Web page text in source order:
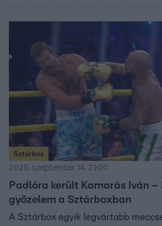
Sztárbox
2025. szeptember 14. 21:00
Padlóra került Kamarás Iván –
győzelem a Sztárboxban
A Sztárbox egyik legvártabb